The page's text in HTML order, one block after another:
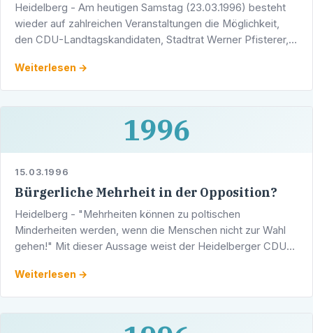
Heidelberg - Am heutigen Samstag (23.03.1996) besteht
wieder auf zahlreichen Veranstaltungen die Möglichkeit,
den CDU-Landtagskandidaten, Stadtrat Werner Pfisterer,
Weiterlesen →
1996
15.03.1996
Bürgerliche Mehrheit in der Opposition?
Heidelberg - "Mehrheiten können zu poltischen
Minderheiten werden, wenn die Menschen nicht zur Wahl
gehen!" Mit dieser Aussage weist der Heidelberger CDU-
Weiterlesen →